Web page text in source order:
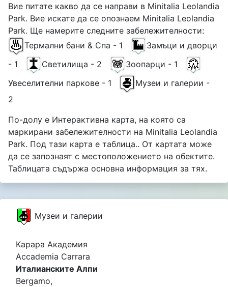
Вие питате какво да се направи в Minitalia Leolandia
Park. Вие искате да се опознаем Minitalia Leolandia
Park. Ще намерите следните забележителности:
Термални бани & Спа - 1
Замъци и дворци
- 1
Светилища - 2
Зоопарци - 1
Увеселителни паркове - 1
Музеи и галерии -
2
По-долу е Интерактивна карта, на която са
маркирани забележителности на Minitalia Leolandia
Park. Под тази карта е таблица.. От картата може
да се запознаят с местоположението на обектите.
Таблицата съдържа основна информация за тях.
Музеи и галерии
Карара Академия
Accademia Carrara
Италианските Алпи
Bergamo,